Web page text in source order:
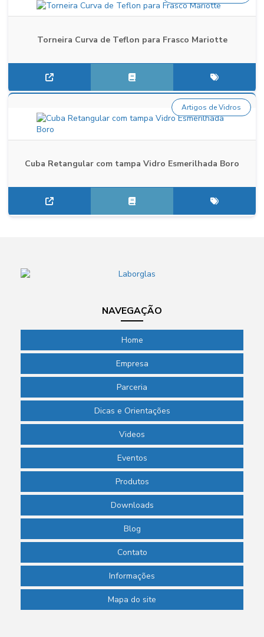
Torneira Curva de Teflon para Frasco Mariotte
Cuba Retangular com tampa Vidro Esmerilhada Boro
Artigos de Vidros
NAVEGAÇÃO
Home
Empresa
Parceria
Dicas e Orientações
Videos
Eventos
Produtos
Downloads
Blog
Contato
Informações
Mapa do site